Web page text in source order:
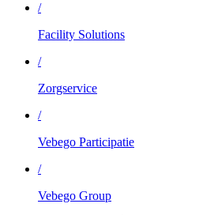
/
Facility Solutions
/
Zorgservice
/
Vebego Participatie
/
Vebego Group